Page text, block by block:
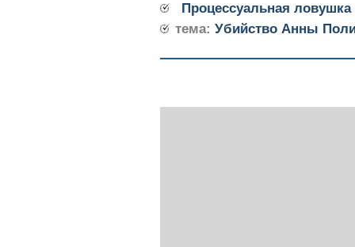
Процессуальная ловушка
тема: Убийство Анны